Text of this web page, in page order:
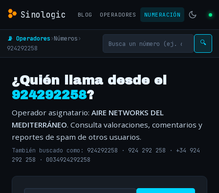
Sinologic BLOG OPERADORES NUMERACIÓN
📡 Operadores›Números›
924292258
🔍
¿Quién llama desde el
924292258?
Operador asignatario: AIRE NETWORKS DEL
MEDITERRÁNEO. Consulta valoraciones, comentarios y
reportes de spam de otros usuarios.
También buscado como: 924292258 · 924 292 258 · +34 924
292 258 · 0034924292258